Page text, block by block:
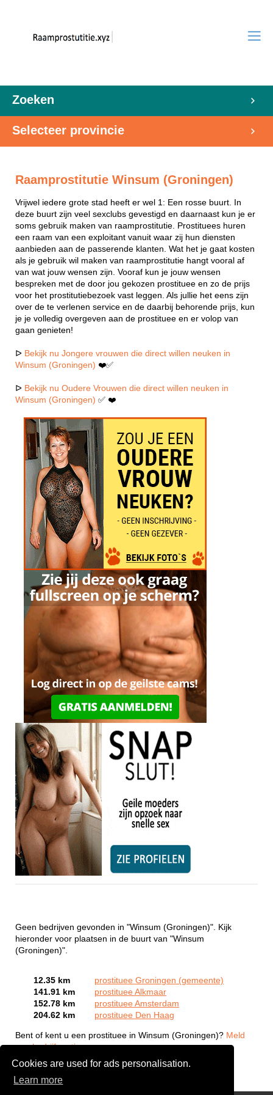
Cookies are used for ads personalisation.
Learn more
Zoeken
Selecteer provincie
Raamprostitutie Winsum (Groningen)
Vrijwel iedere grote stad heeft er wel 1: Een rosse buurt. In
deze buurt zijn veel sexclubs gevestigd en daarnaast kun je er
soms gebruik maken van raamprostitutie. Prostituees huren
een raam van een exploitant vanuit waar zij hun diensten
aanbieden aan de passerende klanten. Wat het je gaat kosten
als je gebruik wil maken van raamprostitutie hangt vooral af
van wat jouw wensen zijn. Vooraf kun je jouw wensen
bespreken met de door jou gekozen prostituee en zo de prijs
voor het prostitutiebezoek vast leggen. Als jullie het eens zijn
over de te verlenen service en de daarbij behorende prijs, kun
je je volledig overgeven aan de prostituee en er volop van
gaan genieten!
ᐅ Bekijk nu Jongere vrouwen die direct willen neuken in
Winsum (Groningen) ❤️✅
ᐅ Bekijk nu Oudere Vrouwen die direct willen neuken in
Winsum (Groningen) ✅ ❤️
Geen bedrijven gevonden in "Winsum (Groningen)". Kijk
hieronder voor plaatsen in de buurt van "Winsum
(Groningen)".
12.35 km
prostituee Groningen (gemeente)
141.91 km
prostituee Alkmaar
152.78 km
prostituee Amsterdam
204.62 km
prostituee Den Haag
Bent of kent u een prostituee in Winsum (Groningen)? Meld
een bedrijf gratis aan